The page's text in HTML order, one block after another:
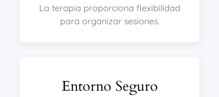
La terapia proporciona flexibilidad
para organizar sesiones.
Entorno Seguro